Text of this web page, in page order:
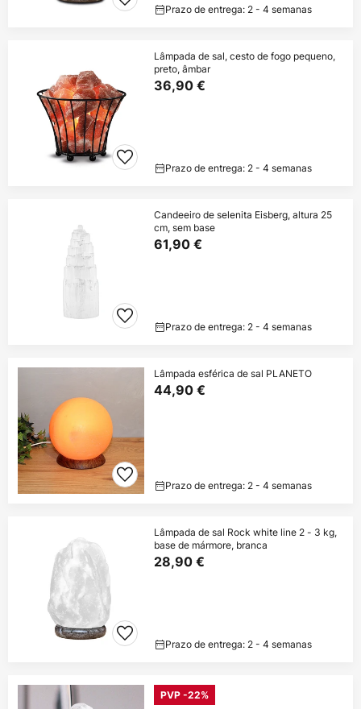
Prazo de entrega: 2 - 4 semanas
Lâmpada de sal, cesto de fogo pequeno,
preto, âmbar
36,90 €
Prazo de entrega: 2 - 4 semanas
Candeeiro de selenita Eisberg, altura 25
cm, sem base
61,90 €
Prazo de entrega: 2 - 4 semanas
Lâmpada esférica de sal PLANETO
44,90 €
Prazo de entrega: 2 - 4 semanas
Lâmpada de sal Rock white line 2 - 3 kg,
base de mármore, branca
28,90 €
Prazo de entrega: 2 - 4 semanas
PVP -22%